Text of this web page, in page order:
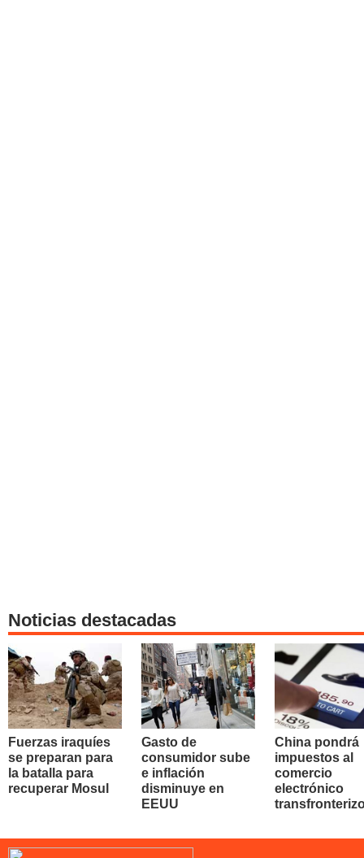
Noticias destacadas
Fuerzas iraquíes
se preparan para
la batalla para
recuperar Mosul
Gasto de
consumidor sube
e inflación
disminuye en
EEUU
China pondrá
impuestos al
comercio
electrónico